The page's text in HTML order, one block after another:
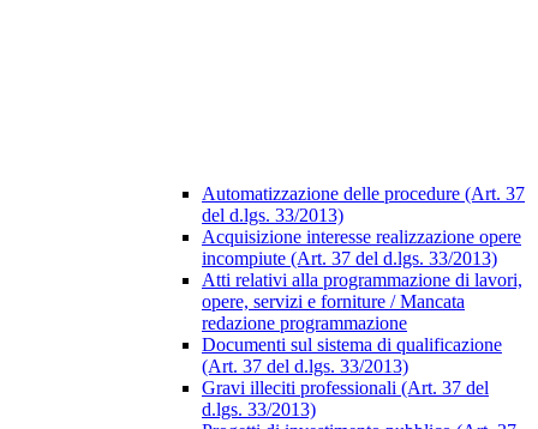
Automatizzazione delle procedure (Art. 37
del d.lgs. 33/2013)
Acquisizione interesse realizzazione opere
incompiute (Art. 37 del d.lgs. 33/2013)
Atti relativi alla programmazione di lavori,
opere, servizi e forniture / Mancata
redazione programmazione
Documenti sul sistema di qualificazione
(Art. 37 del d.lgs. 33/2013)
Gravi illeciti professionali (Art. 37 del
d.lgs. 33/2013)